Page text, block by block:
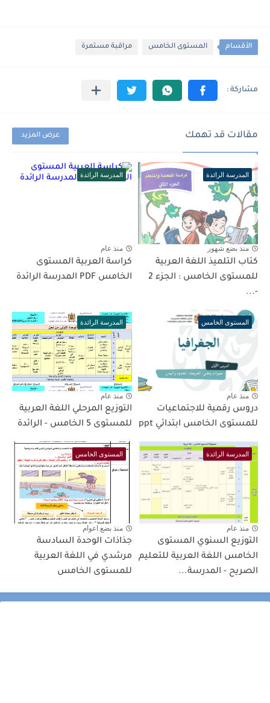
الأقسام المستوى الخامس مراقبة مستمرة
مقالات قد تهمك عرض المزيد
المدرسة الرائدة
منذ بضع شهور
كتاب التلميذ اللغة العربية
للمستوى الخامس : الجزء 2
-...
المدرسة الرائدة
منذ عام
كراسة العربية المستوى
الخامس PDF المدرسة الرائدة
المستوى الخامس
منذ عام
دروس رقمية للاجتماعيات
للمستوى الخامس ابتدائي ppt
المدرسة الرائدة
منذ عام
التوزيع المرحلي اللغة العربية
للمستوى 5 الخامس - الرائدة
المدرسة الرائدة
منذ عام
التوزيع السنوي المستوى
الخامس اللغة العربية للتعليم
الصريح - المدرسة...
المستوى الخامس
منذ بضع اعوام
جذاذات الوحدة السادسة
مرشدي في اللغة العربية
للمستوى الخامس